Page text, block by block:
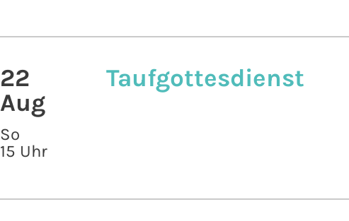
22
Aug
So
15 Uhr
Taufgottesdienst